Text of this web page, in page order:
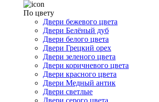
По цвету
Двери бежевого цвета
Двери Белёный дуб
Двери белого цвета
Двери Грецкий орех
Двери зеленого цвета
Двери коричневого цвета
Двери красного цвета
Двери Медный антик
Двери светлые
Двери серого цвета